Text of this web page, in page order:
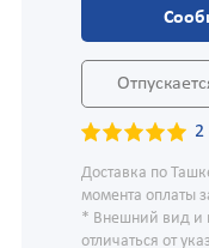
2
Доставка по
момента оплаты
* Внешний вид и
отличаться от